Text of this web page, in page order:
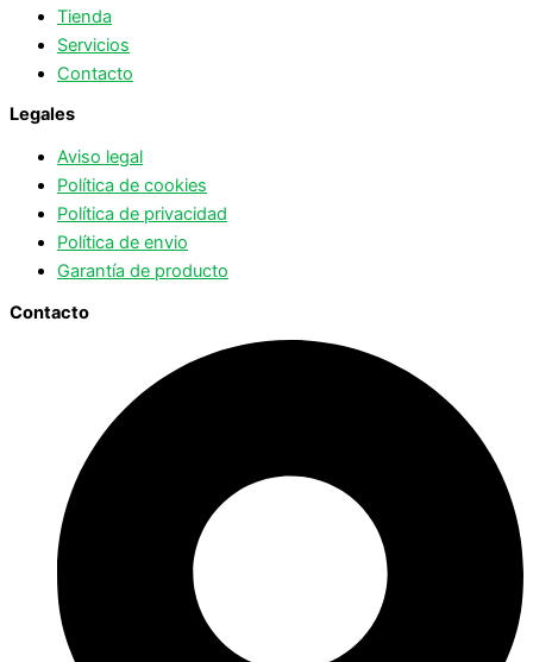
Tienda
Servicios
Contacto
Legales
Aviso legal
Política de cookies
Política de privacidad
Política de envio
Garantía de producto
Contacto